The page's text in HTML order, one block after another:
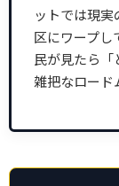
ットでは現
区にワープし
民が見たら
雑把なロード